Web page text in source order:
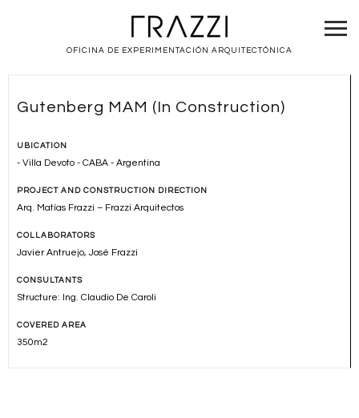
OFICINA DE EXPERIMENTACIÓN ARQUITECTÓNICA
Gutenberg MAM (In Construction)
UBICATION
- Villa Devoto - CABA - Argentina
PROJECT AND CONSTRUCTION DIRECTION
Arq. Matías Frazzi – Frazzi Arquitectos
COLLABORATORS
Javier Antruejo, José Frazzi
CONSULTANTS
Structure: Ing. Claudio De Caroli
COVERED AREA
350m2